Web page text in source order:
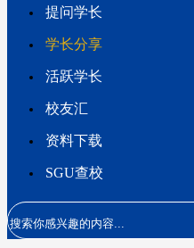
提问学长
学长分享
活跃学长
校友汇
资料下载
SGU查校